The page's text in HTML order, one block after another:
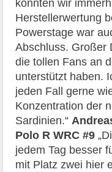
konnten wir
Herstellerwertung
Powerstage war
Abschluss. Großer
die tollen Fans an
unterstützt haben.
jeden Fall gerne
Konzentration der
Sardinien.“
Polo R WRC #9
jedem Tag besser
mit Platz zwei hier